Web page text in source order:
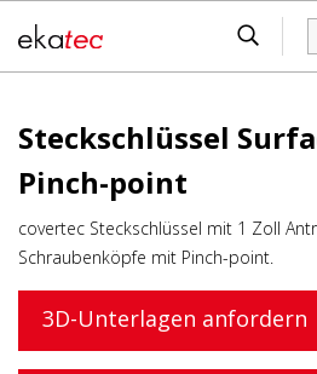
Steckschlüssel
Pinch-point
covertec Steckschlüssel mit 1 Zoll
Schraubenköpfe mit Pinch-point.
3D-Unterlagen anfordern